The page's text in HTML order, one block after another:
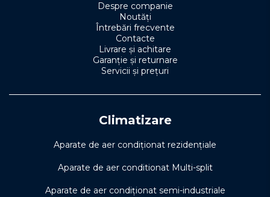
Despre companie
Noutăți
Întrebări frecvente
Contacte
Livrare și achitare
Garanție și returnare
Servicii și prețuri
Climatizare
Aparate de aer condiționat rezidențiale
Aparate de aer conditionat Multi-split
Aparate de aer condiționat semi-industriale